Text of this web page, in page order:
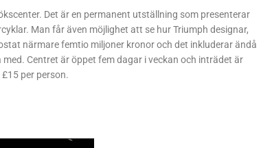
Det är en permanent utställning som presenterar
Man får även möjlighet att se hur Triumph designar,
närmare femtio miljoner kronor och det inkluderar ändå
Centret är öppet fem dagar i veckan och inträdet är
per person.